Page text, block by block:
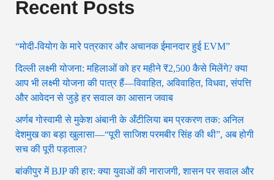
Recent Posts
“मोदी-वियोग के मारे पत्रकार और अचानक ईमानदार हुई EVM”
दिल्ली लक्ष्मी योजना: महिलाओं को हर महीने ₹2,500 कैसे मिलेंगे? क्या
आप भी लक्ष्मी योजना की पात्र हैं—विवाहित, अविवाहित, विधवा, संपत्ति
और आवेदन से जुड़े हर सवाल का आसान जवाब
अर्णब गोस्वामी से मुकेश अंबानी के अँटीलिया बम प्रकरण तक: अनिल
देशमुख का बड़ा खुलासा—“पूरी साजिश परमबीर सिंह की थी”, अब होगी
सच की पूरी पड़ताल?
बांकीपुर में BJP की हार: क्या युवाओं की नाराजगी, शासन पर सवाल और